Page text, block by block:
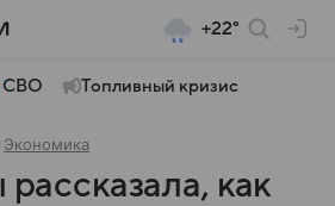
+22°
СВО Топливный кризис
Экономика
как